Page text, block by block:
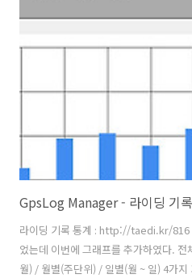
GpsLog Manager - 라이딩 기
라이딩 기록 통계 : http://taedi.kr/816
었는데 이번에 그래프를 추가하였다.
월) / 월별(주단위) / 일별(월 ~ 일) 4가지